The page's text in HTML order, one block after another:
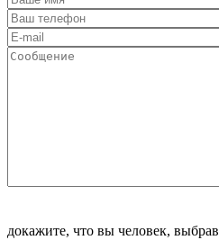
докажите, что вы человек, выбрав